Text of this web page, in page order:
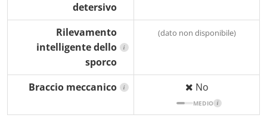
detersivo
Rilevamento
intelligente dello
sporco
i
(dato non disponibile)
Braccio meccanico i No
MEDIO i